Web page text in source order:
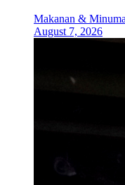
Makanan &
August 7, 2026